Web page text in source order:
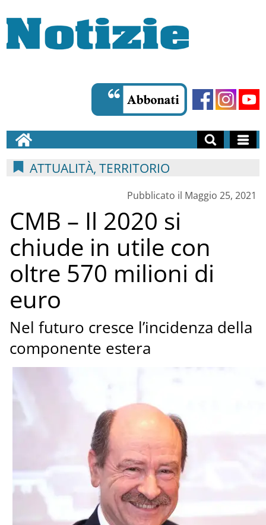
ATTUALITÀ, TERRITORIO
Pubblicato il Maggio 25, 2021
CMB – Il 2020 si
chiude in utile con
oltre 570 milioni di
euro
Nel futuro cresce l’incidenza della
componente estera